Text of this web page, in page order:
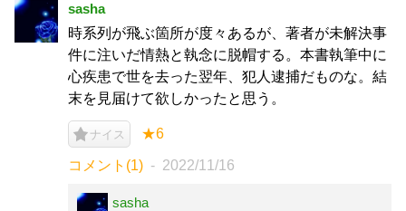
sasha
時系列が飛ぶ箇所が度々あるが、著者が未解決事
件に注いだ情熱と執念に脱帽する。本書執筆中に
心疾患で世を去った翌年、犯人逮捕だものな。結
末を見届けて欲しかったと思う。
ナイス ★6
コメント(1) 2022/11/16
sasha